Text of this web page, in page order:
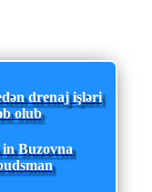
drenaj işləri
olub
Buzovna